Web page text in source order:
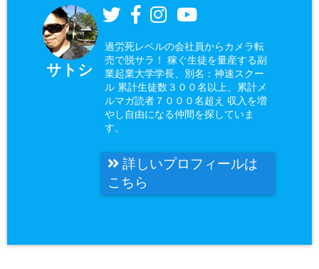
サトシ
過労死レベルの会社員からカメラ転
売で脱サラ！ 稼ぐ生徒を量産する副
業起業大学学長、別名：神速スクー
ル 累計生徒数３００名以上、累計メ
ルマガ読者７０００名超え 収入を増
やし自由になる仲間を探していま
す。
詳しいプロフィールは
こちら